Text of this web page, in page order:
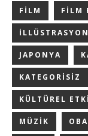
FILM FILM
ILLÜSTRASYON
JAPONYA
KATEGORISIZ
KÜLTÜREL
MÜZIK